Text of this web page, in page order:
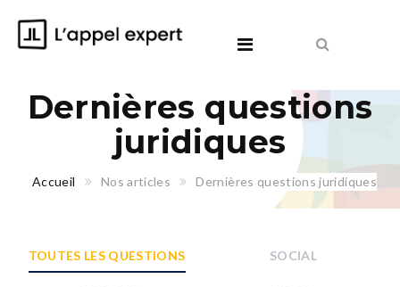
Dernières questions
juridiques
Accueil Nos articles Dernières questions juridiques
TOUTES LES QUESTIONS SOCIAL